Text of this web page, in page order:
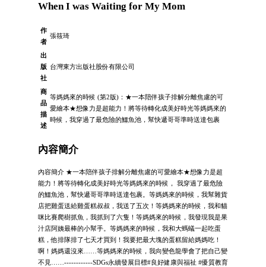
When I was Waiting for My Mom
作
者
張筱琦
出
版
社
台灣東方出版社股份有限公司
商
品
描
述
等媽媽來的時候 (第2版)：★一本陪伴孩子排解分離焦慮的可
愛繪本★想像力是超能力！將等待轉化成美好時光等媽媽來的
時候，我穿過了最危險的鱷魚池，幫快遞哥哥準時送達包裹
內容簡介
內容簡介 ★一本陪伴孩子排解分離焦慮的可愛繪本★想像力是超
能力！將等待轉化成美好時光等媽媽來的時候， 我穿過了最危險
的鱷魚池，幫快遞哥哥準時送達包裹。等媽媽來的時候，我幫雜貨
店把雞蛋送給雞蛋糕叔叔，我送了五次！等媽媽來的時候，我和貓
咪比賽爬樹抓魚，我抓到了六隻！等媽媽來的時候，我發現我是果
汁店阿姨最棒的小幫手。等媽媽來的時候，我和大螞蟻一起吃蛋
糕，他排隊排了七天才買到！我要把最大塊的蛋糕留給媽媽吃！
啊！媽媽還沒來……等媽媽來的時候，我向變色龍學會了把自己變
不見……------------SDGs永續發展目標#良好健康與福祉 #優質教育